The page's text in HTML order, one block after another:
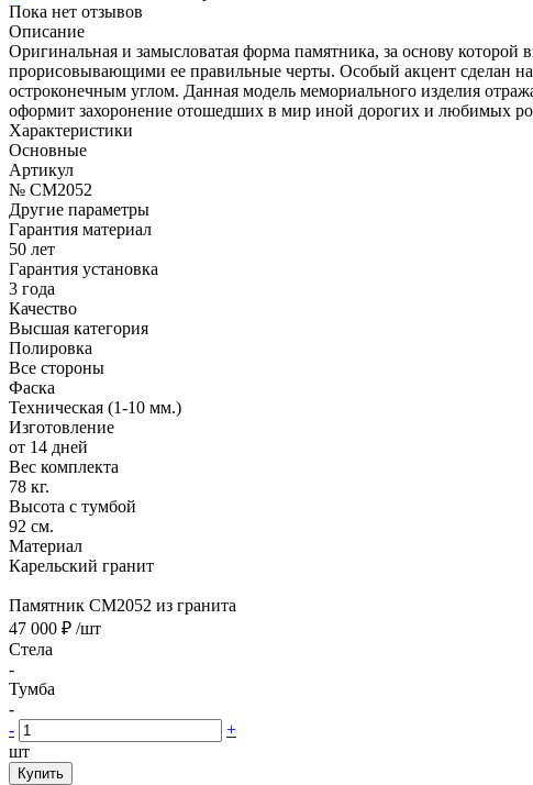
Пока нет отзывов
Описание
Оригинальная и замысловатая форма памятника, за основу
прорисовывающими ее правильные черты. Особый акцент сделан
остроконечным углом. Данная модель мемориального изделия
оформит захоронение отошедших в мир иной дорогих и любимых
Характеристики
Основные
Артикул
№ CM2052
Другие параметры
Гарантия материал
50 лет
Гарантия установка
3 года
Качество
Высшая категория
Полировка
Все стороны
Фаска
Техническая (1-10 мм.)
Изготовление
от 14 дней
Вес комплекта
78 кг.
Высота с тумбой
92 см.
Материал
Карельский гранит
Памятник CM2052 из гранита
47 000 ₽ /шт
Стела
-
Тумба
-
-
+
шт
Купить